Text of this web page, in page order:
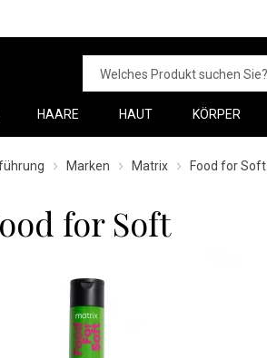
HAARE HAUT KÖRPER
Marken Matrix Food for Soft
for Soft